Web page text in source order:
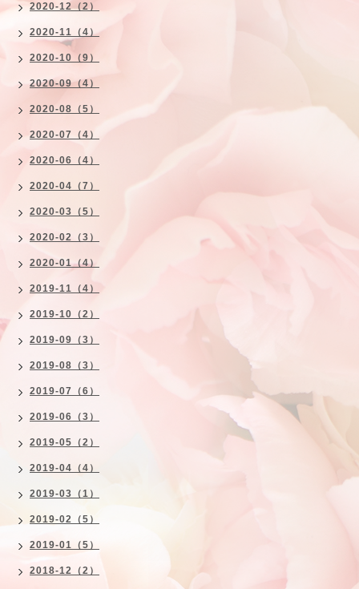
2020-12（2）
2020-11（4）
2020-10（9）
2020-09（4）
2020-08（5）
2020-07（4）
2020-06（4）
2020-04（7）
2020-03（5）
2020-02（3）
2020-01（4）
2019-11（4）
2019-10（2）
2019-09（3）
2019-08（3）
2019-07（6）
2019-06（3）
2019-05（2）
2019-04（4）
2019-03（1）
2019-02（5）
2019-01（5）
2018-12（2）